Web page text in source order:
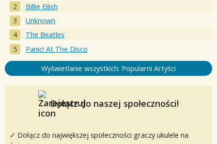
Billie Eilish
Unknown
The Beatles
Panic! At The Disco
Wyświetlanie wszystkich: Popularni Artyści
Dołącz do naszej społeczności!
✓ Dołącz do największej społeczności graczy ukulele na